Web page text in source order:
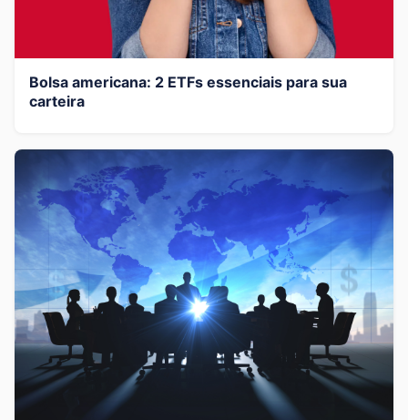
Bolsa americana: 2 ETFs essenciais para sua
carteira